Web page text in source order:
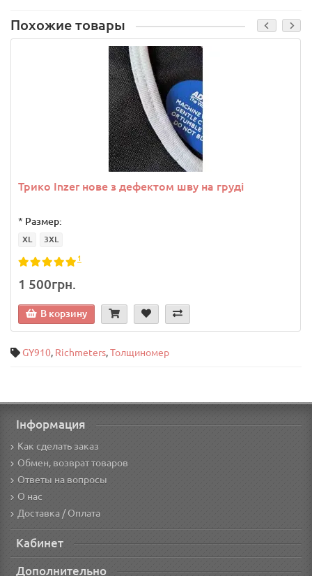
Похожие товары
Трико Inzer нове з дефектом шву на груді
* Размер:
XL 3XL
1
1 500грн.
В корзину
GY910, Richmeters,Толщиномер
Інформация
Как сделать заказ
Обмен, возврат товаров
Ответы на вопросы
О нас
Доставка / Оплата
Кабинет
Дополнительно